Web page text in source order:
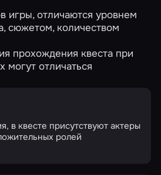
игры, отличаются уровнем
сюжетом, количеством
прохождения квеста при
могут отличаться
в квесте присутствуют актеры
ролей